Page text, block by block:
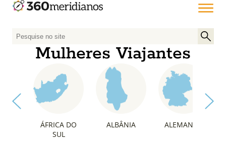
P
s
Mulheres Viajantes
ÁFRICA DO
SUL
ALBÂNIA ALEMANHA